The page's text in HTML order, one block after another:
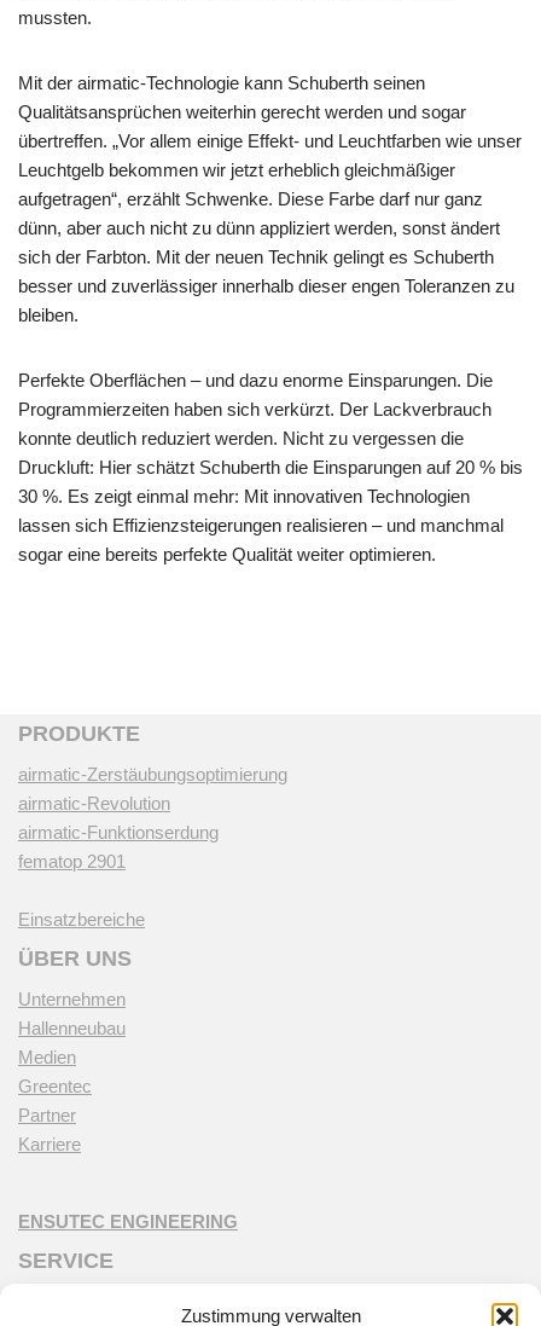
Zustimmung verwalten
mussten.
Mit der airmatic-Technologie kann Schuberth seinen
Qualitätsansprüchen weiterhin gerecht werden und sogar
übertreffen. „Vor allem einige Effekt- und Leuchtfarben wie unser
Leuchtgelb bekommen wir jetzt erheblich gleichmäßiger
aufgetragen“, erzählt Schwenke. Diese Farbe darf nur ganz
dünn, aber auch nicht zu dünn appliziert werden, sonst ändert
sich der Farbton. Mit der neuen Technik gelingt es Schuberth
besser und zuverlässiger innerhalb dieser engen Toleranzen zu
bleiben.
Perfekte Oberflächen – und dazu enorme Einsparungen. Die
Programmierzeiten haben sich verkürzt. Der Lackverbrauch
konnte deutlich reduziert werden. Nicht zu vergessen die
Druckluft: Hier schätzt Schuberth die Einsparungen auf 20 % bis
30 %. Es zeigt einmal mehr: Mit innovativen Technologien
lassen sich Effizienzsteigerungen realisieren – und manchmal
sogar eine bereits perfekte Qualität weiter optimieren.
PRODUKTE
airmatic-Zerstäubungsoptimierung
airmatic-Revolution
airmatic-Funktionserdung
fematop 2901
Einsatzbereiche
ÜBER UNS
Unternehmen
Hallenneubau
Medien
Greentec
Partner
Karriere
ENSUTEC ENGINEERING
SERVICE